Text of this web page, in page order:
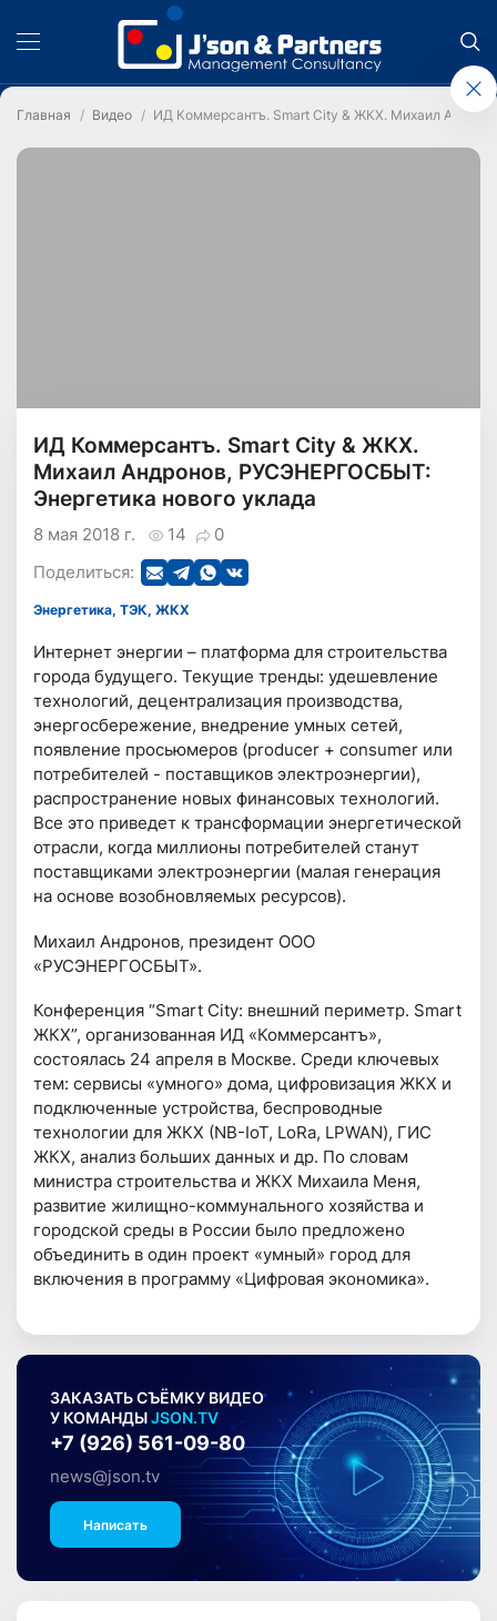
Главная Видео ИД Коммерсантъ. Smart City & ЖКХ. Михаил
ИД Коммерсантъ. Smart City & ЖКХ.
Михаил Андронов, РУСЭНЕРГОСБЫТ:
Энергетика нового уклада
14 0
8 мая 2018 г.
Поделиться:
Энергетика, ТЭК, ЖКХ
Интернет энергии – платформа для строительства
города будущего. Текущие тренды: удешевление
технологий, децентрализация производства,
энергосбережение, внедрение умных сетей,
появление просьюмеров (producer + consumer или
потребителей - поставщиков электроэнергии),
распространение новых финансовых технологий.
Все это приведет к трансформации энергетической
отрасли, когда миллионы потребителей станут
поставщиками электроэнергии (малая генерация
на основе возобновляемых ресурсов).
Михаил Андронов, президент ООО
«РУСЭНЕРГОСБЫТ».
Конференция “Smart City: внешний периметр. Smart
ЖКХ”, организованная ИД «Коммерсантъ»,
состоялась 24 апреля в Москве. Среди ключевых
тем: сервисы «умного» дома, цифровизация ЖКХ и
подключенные устройства, беспроводные
технологии для ЖКХ (NB-IoT, LoRa, LPWAN), ГИС
ЖКХ, анализ больших данных и др. По словам
министра строительства и ЖКХ Михаила Меня,
развитие жилищно-коммунального хозяйства и
городской среды в России было предложено
объединить в один проект «умный» город для
включения в программу «Цифровая экономика».
ЗАКАЗАТЬ СЪЁМКУ ВИДЕО
У КОМАНДЫJSON.TV
+7 (926) 561-09-80
news@json.tv
Написать